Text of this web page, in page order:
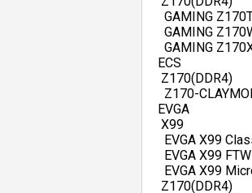
GAMING
GAMING
GAMING
ECS
Z170(DDR4)
Z170-
EVGA
X99
EVGA X99
EVGA X99
EVGA X99
Z170(DDR4)